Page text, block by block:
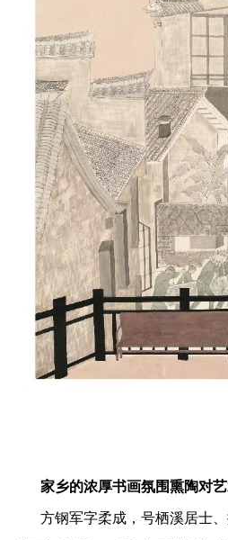
家乡的浓厚书画氛围熏陶对
方钢军字柔成，号栖溪居士